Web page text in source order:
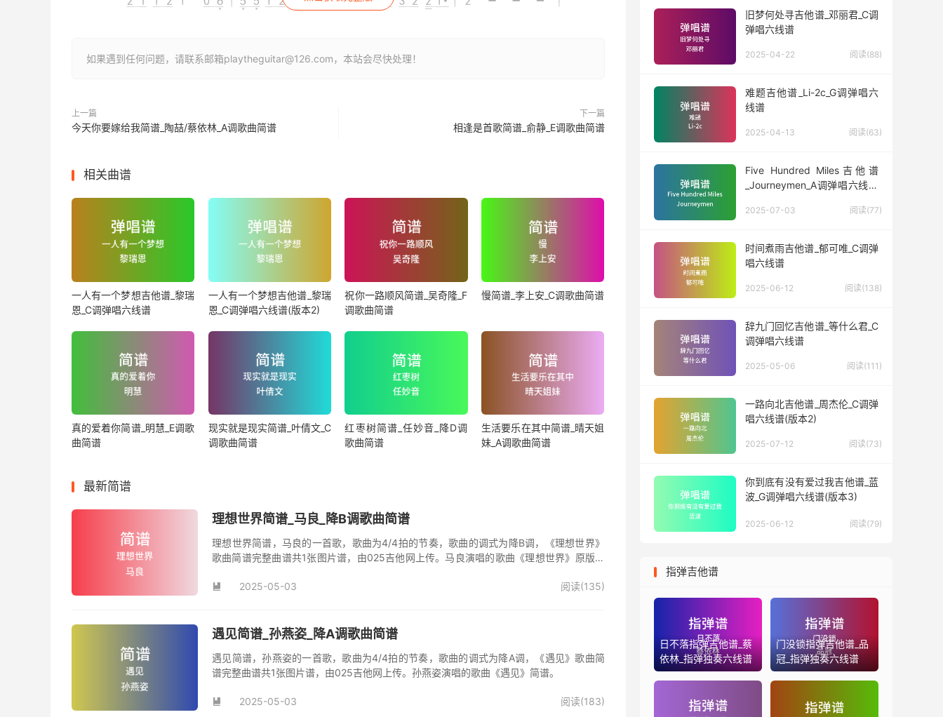
如果遇到任何问题，请联系邮箱playtheguitar@126.com，本站会尽快处理！
上一篇
今天你要嫁给我简谱_陶喆/蔡依林_A调歌曲简谱
下一篇
相逢是首歌简谱_俞静_E调歌曲简谱
相关曲谱
一人有一个梦想吉他谱_黎瑞
恩_C调弹唱六线谱
一人有一个梦想吉他谱_黎瑞
恩_C调弹唱六线谱(版本2)
祝你一路顺风简谱_吴奇隆_F
调歌曲简谱
慢简谱_李上安_C调歌曲简谱
真的爱着你简谱_明慧_E调歌
曲简谱
现实就是现实简谱_叶倩文_C
调歌曲简谱
红枣树简谱_任妙音_降D调
歌曲简谱
生活要乐在其中简谱_晴天姐
妹_A调歌曲简谱
最新简谱
理想世界简谱_马良_降B调歌曲简谱
理想世界简谱，马良的一首歌，歌曲为4/4拍的节奏，歌曲的调式为降B调，《理想世界》
歌曲简谱完整曲谱共1张图片谱，由025吉他网上传。马良演唱的歌曲《理想世界》原版简
 2025-05-03 阅读(135)
遇见简谱_孙燕姿_降A调歌曲简谱
遇见简谱，孙燕姿的一首歌，歌曲为4/4拍的节奏，歌曲的调式为降A调，《遇见》歌曲简
谱完整曲谱共1张图片谱，由025吉他网上传。孙燕姿演唱的歌曲《遇见》简谱。
 2025-05-03 阅读(183)
旧梦何处寻吉他谱_邓丽君_C调
弹唱六线谱
2025-04-22 阅读(88)
难题吉他谱_Li-2c_G调弹唱六
线谱
2025-04-13 阅读(63)
Five Hundred Miles吉他谱
_Journeymen_A调弹唱六线谱
2025-07-03 阅读(77)
时间煮雨吉他谱_郁可唯_C调弹
唱六线谱
2025-06-12 阅读(138)
辞九门回忆吉他谱_等什么君_C
调弹唱六线谱
2025-05-06 阅读(111)
一路向北吉他谱_周杰伦_C调弹
唱六线谱(版本2)
2025-07-12 阅读(73)
你到底有没有爱过我吉他谱_蓝
波_G调弹唱六线谱(版本3)
2025-06-12 阅读(79)
指弹吉他谱
日不落指弹吉他谱_蔡
依林_指弹独奏六线谱
门没锁指弹吉他谱_品
冠_指弹独奏六线谱